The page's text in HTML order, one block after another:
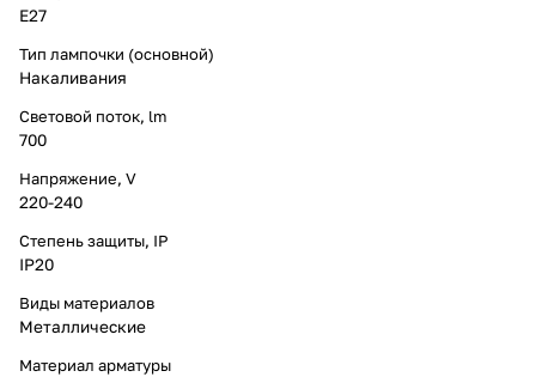
E27
Тип лампочки (основной)
Накаливания
Световой поток, lm
700
Напряжение, V
220-240
Степень защиты, IP
IP20
Виды материалов
Металлические
Материал арматуры